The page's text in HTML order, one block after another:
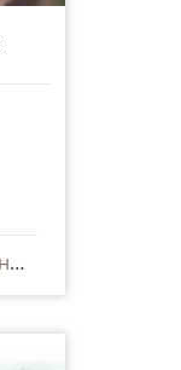
Просмотреть все сведения